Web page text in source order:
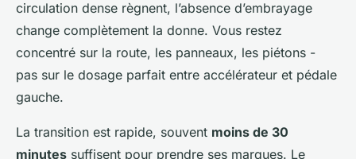
circulation dense règnent, l’absence d’embrayage
change complètement la donne. Vous restez
concentré sur la route, les panneaux, les piétons -
pas sur le dosage parfait entre accélérateur et pédale
gauche.
La transition est rapide, souvent moins de 30
minutes suffisent pour prendre ses marques. Le